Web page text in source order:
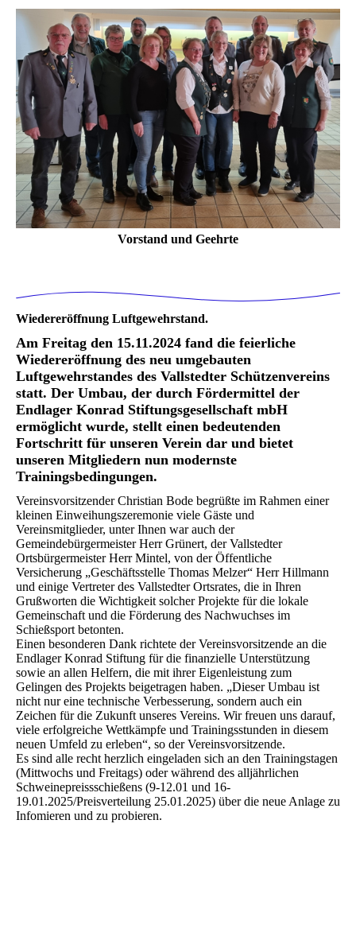
Vorstand und Geehrte
Wiedereröffnung Luftgewehrstand.
Am Freitag den 15.11.2024 fand die feierliche
Wiedereröffnung des neu umgebauten
Luftgewehrstandes des Vallstedter Schützenvereins
statt. Der Umbau, der durch Fördermittel der
Endlager Konrad Stiftungsgesellschaft mbH
ermöglicht wurde, stellt einen bedeutenden
Fortschritt für unseren Verein dar und bietet
unseren Mitgliedern nun modernste
Trainingsbedingungen.
Vereinsvorsitzender Christian Bode begrüßte im Rahmen einer
kleinen Einweihungszeremonie viele Gäste und
Vereinsmitglieder, unter Ihnen war auch der
Gemeindebürgermeister Herr Grünert, der Vallstedter
Ortsbürgermeister Herr Mintel, von der Öffentliche
Versicherung „Geschäftsstelle Thomas Melzer“ Herr Hillmann
und einige Vertreter des Vallstedter Ortsrates, die in Ihren
Grußworten die Wichtigkeit solcher Projekte für die lokale
Gemeinschaft und die Förderung des Nachwuchses im
Schießsport betonten.
Einen besonderen Dank richtete der Vereinsvorsitzende an die
Endlager Konrad Stiftung für die finanzielle Unterstützung
sowie an allen Helfern, die mit ihrer Eigenleistung zum
Gelingen des Projekts beigetragen haben. „Dieser Umbau ist
nicht nur eine technische Verbesserung, sondern auch ein
Zeichen für die Zukunft unseres Vereins. Wir freuen uns darauf,
viele erfolgreiche Wettkämpfe und Trainingsstunden in diesem
neuen Umfeld zu erleben“, so der Vereinsvorsitzende.
Es sind alle recht herzlich eingeladen sich an den Trainingstagen
(Mittwochs und Freitags) oder während des alljährlichen
Schweinepreissschießens (9-12.01 und 16-
19.01.2025/Preisverteilung 25.01.2025) über die neue Anlage zu
Infomieren und zu probieren.